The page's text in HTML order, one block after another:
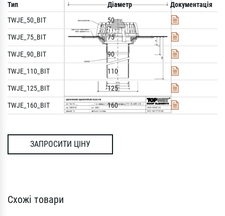
Тип Діаметр
Документація
TWJE_50_BIT
50
TWJE_75_BIT 75
TWJE_90_BIT 90
TWJE_110_BIT 110
TWJE_125_BIT 125
TWJE_160_BIT 160
ЗАПРОСИТИ ЦІНУ
Схожі товари